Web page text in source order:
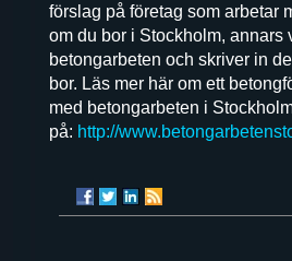
förslag på företag som arbetar
om du bor i Stockholm, annars
betongarbeten och skriver in
bor. Läs mer här om ett
med betongarbeten i
på: http://